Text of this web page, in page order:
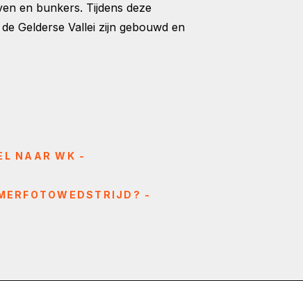
en bunkers. Tijdens deze
Gelderse Vallei zijn gebouwd en
NAAR WK -
-